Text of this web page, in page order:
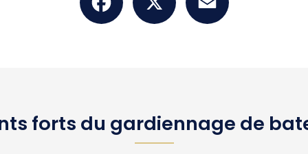
forts du gardiennage de